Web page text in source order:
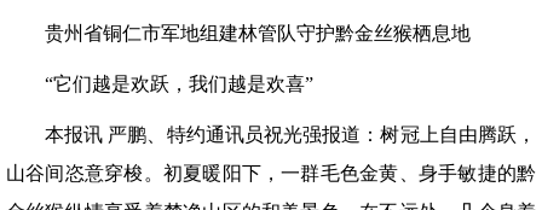
贵州省铜仁市军地组建林管队守护黔金丝猴栖息地
“它们越是欢跃，我们越是欢喜”
本报讯 严鹏、特约通讯员祝光强报道：树冠上自由腾跃，
山谷间恣意穿梭。初夏暖阳下，一群毛色金黄、身手敏捷的黔